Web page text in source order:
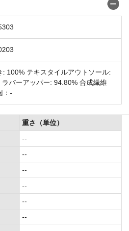
: 100% テキスタイルアウトソール:
ラバーアッパー: 94.80% 合成繊維
：-
重さ（単位）
--
--
--
--
--
--